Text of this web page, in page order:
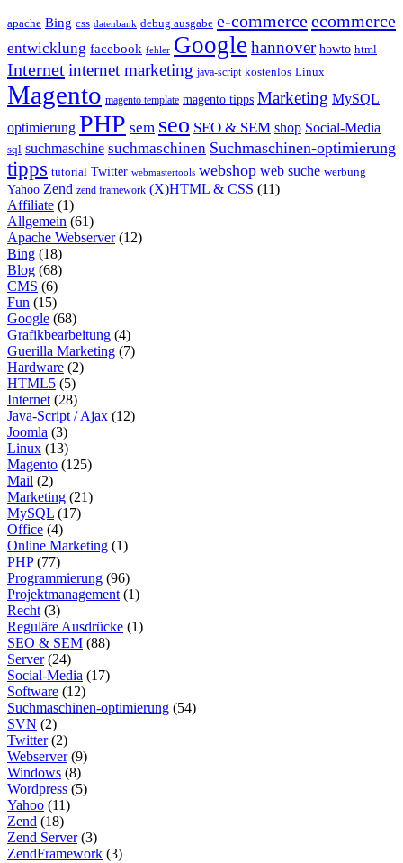
apache Bing css datenbank debug ausgabe e-commerceecommerce
entwicklung facebook fehler Google hannover howto html
Internetinternet marketing java-script kostenlos Linux
Magento magento template magento tipps Marketing MySQL
optimierung PHP sem seo SEO & SEM shop Social-Media
sql suchmaschine suchmaschinen Suchmaschinen-optimierung
tipps tutorial Twitter webmastertools webshop web suche werbung
Yahoo Zend zend framework (X)HTML & CSS (11)
Affiliate (1)
Allgemein (61)
Apache Webserver(12)
Bing (18)
Blog (68)
CMS (6)
Fun (15)
Google (68)
Grafikbearbeitung (4)
Guerilla Marketing (7)
Hardware (2)
HTML5 (5)
Internet (28)
Java-Script / Ajax (12)
Joomla (3)
Linux (13)
Magento (125)
Mail (2)
Marketing (21)
MySQL (17)
Office (4)
Online Marketing (1)
PHP(77)
Programmierung (96)
Projektmanagement (1)
Recht (3)
Reguläre Ausdrücke (1)
SEO & SEM (88)
Server(24)
Social-Media (17)
Software (12)
Suchmaschinen-optimierung (54)
SVN (2)
Twitter(2)
Webserver(9)
Windows (8)
Wordpress (5)
Yahoo (11)
Zend (18)
Zend Server(3)
ZendFramework (3)